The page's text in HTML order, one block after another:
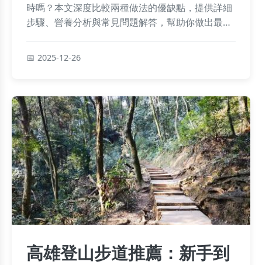
時嗎？本文深度比較兩種做法的優缺點，提供詳細
步驟、營養分析與常見問題解答，幫助你做出最佳
2025-12-26
高雄登山步道推薦：新手到